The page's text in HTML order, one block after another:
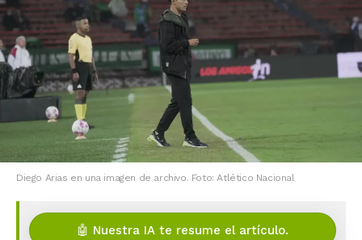
Diego Arias en una imagen de archivo. Foto: Atlético Nacional
🤖 Nuestra IA te resume el artículo.